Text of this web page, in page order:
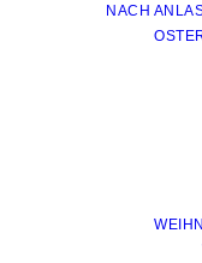
NACH